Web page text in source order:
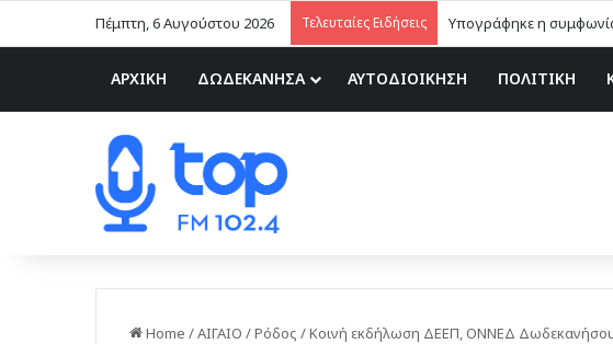
Πέμπτη, 6 Αυγούστου 2026 Τελευταίες Ειδήσεις
ΑΡΧΙΚΗ ΔΩΔΕΚΑΝΗΣΑ ΑΥΤΟΔΙΟΙΚΗΣΗ ΠΟΛΙΤΙΚΗ
Home /ΑΙΓΑΙΟ /Ρόδος /Κοινή εκδήλωση ΔΕΕΠ, ΟΝΝΕΔ